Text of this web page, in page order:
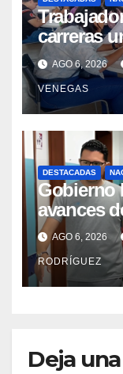
carreras
convenio
AGO 6, 2026
VENEGAS
DESTACADAS
Gobierno
avances
en el
Vargas
AGO 6, 2026
RODRÍGUEZ
Deja